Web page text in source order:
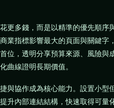
更多錢，而是以精準的優先順序
業指標影響最大的頁面與關鍵字
位，透明分享預算來源、風險與
曲線證明長期價值。
與協作成為核心能力。設置小型
升內部連結結構，快速取得可量